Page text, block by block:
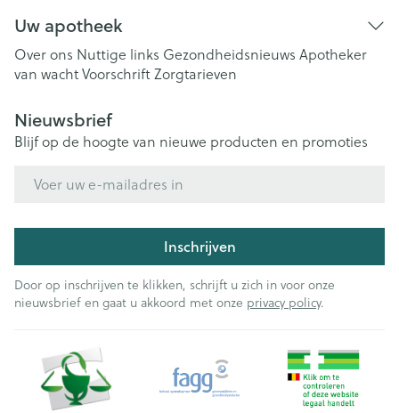
Uw apotheek
Over ons Nuttige links Gezondheidsnieuws Apotheker
van wachtVoorschriftZorgtarieven
Nieuwsbrief
Blijf op de hoogte van nieuwe producten en promoties
Inschrijven
Door op inschrijven te klikken, schrijft u zich in voor onze
nieuwsbrief en gaat u akkoord met onze privacy policy.